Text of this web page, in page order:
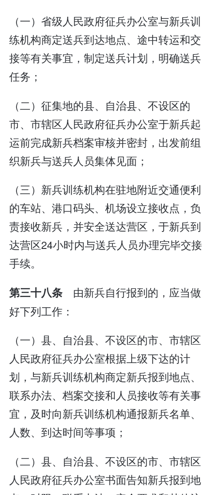
（一）省级人民政府征兵办公室与新兵训
练机构商定送兵到达地点、途中转运和交
接等有关事宜，制定送兵计划，明确送兵
任务；
（二）征集地的县、自治县、不设区的
市、市辖区人民政府征兵办公室于新兵起
运前完成新兵档案审核并密封，出发前组
织新兵与送兵人员集体见面；
（三）新兵训练机构在驻地附近交通便利
的车站、港口码头、机场设立接收点，负
责接收新兵，并安全送达营区，于新兵到
达营区24小时内与送兵人员办理完毕交接
手续。
第三十八条 由新兵自行报到的，应当做
好下列工作：
（一）县、自治县、不设区的市、市辖区
人民政府征兵办公室根据上级下达的计
划，与新兵训练机构商定新兵报到地点、
联系办法、档案交接和人员接收等有关事
宜，及时向新兵训练机构通报新兵名单、
人数、到达时间等事项；
（二）县、自治县、不设区的市、市辖区
人民政府征兵办公室书面告知新兵报到地